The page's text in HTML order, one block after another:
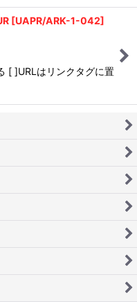
[UAPR/ARK-1-042]
[ ]URLはリンクタグに置